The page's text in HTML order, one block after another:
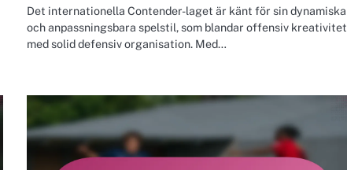
Det internationella Contender-laget är känt för sin dynamiska
och anpassningsbara spelstil, som blandar offensiv kreativitet
med solid defensiv organisation. Med…